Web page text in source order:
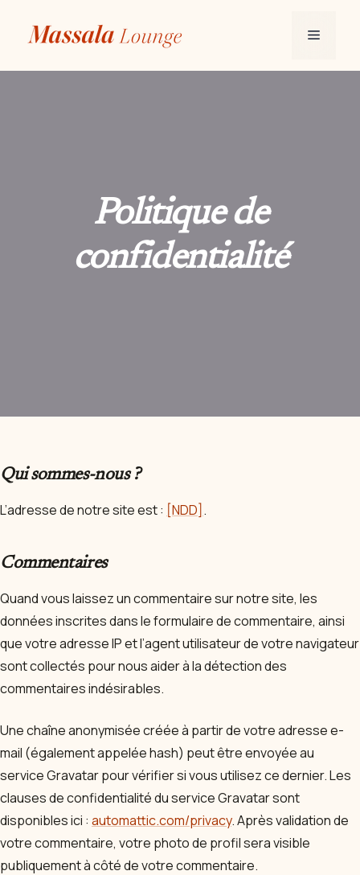
contenu
Menu
Politique de
confidentialité
Qui sommes-nous ?
L’adresse de notre site est : [NDD] .
Commentaires
Quand vous laissez un commentaire sur notre site, les
données inscrites dans le formulaire de commentaire, ainsi
que votre adresse IP et l’agent utilisateur de votre navigateur
sont collectés pour nous aider à la détection des
commentaires indésirables.
Une chaîne anonymisée créée à partir de votre adresse e-
mail (également appelée hash) peut être envoyée au
service Gravatar pour vérifier si vous utilisez ce dernier. Les
clauses de confidentialité du service Gravatar sont
disponibles ici : automattic.com/privacy. Après validation de
votre commentaire, votre photo de profil sera visible
publiquement à côté de votre commentaire.